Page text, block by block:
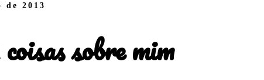
de 2013
sobre mim